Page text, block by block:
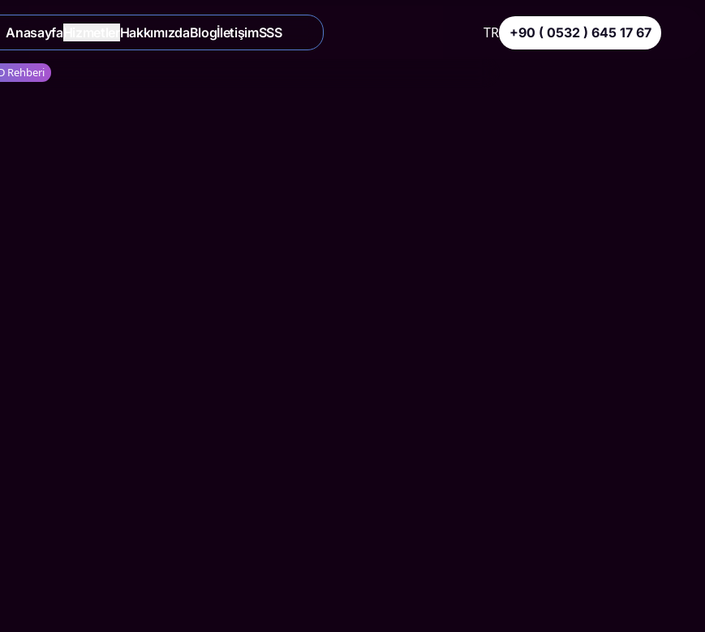
AnasayfaHizmetler HakkımızdaBlogİletişimSSS TR +90 ( 0532 ) 645 17 67
Rehberi